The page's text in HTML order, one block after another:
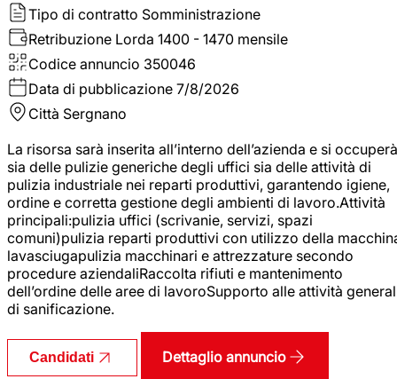
Tipo di contratto Somministrazione
Retribuzione Lorda 1400 - 1470 mensile
Codice annuncio 350046
Data di pubblicazione 7/8/2026
Città Sergnano
La risorsa sarà inserita all’interno dell’azienda e si occuperà
sia delle pulizie generiche degli uffici sia delle attività di
pulizia industriale nei reparti produttivi, garantendo igiene,
ordine e corretta gestione degli ambienti di lavoro.Attività
principali:pulizia uffici (scrivanie, servizi, spazi
comuni)pulizia reparti produttivi con utilizzo della
lavasciugapulizia macchinari e attrezzature secondo
procedure aziendaliRaccolta rifiuti e mantenimento
dell’ordine delle aree di lavoroSupporto alle attività
di sanificazione.
Candidati Dettaglio annuncio